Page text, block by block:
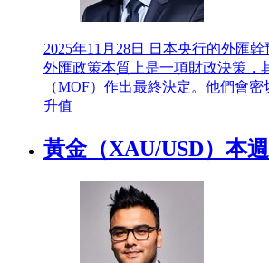
2025年11月28日
日本央行的外匯
外匯政策本質上是一項財政決策，
（MOF）作出最終決定。他們會
升值
黃金（XAU/USD）本